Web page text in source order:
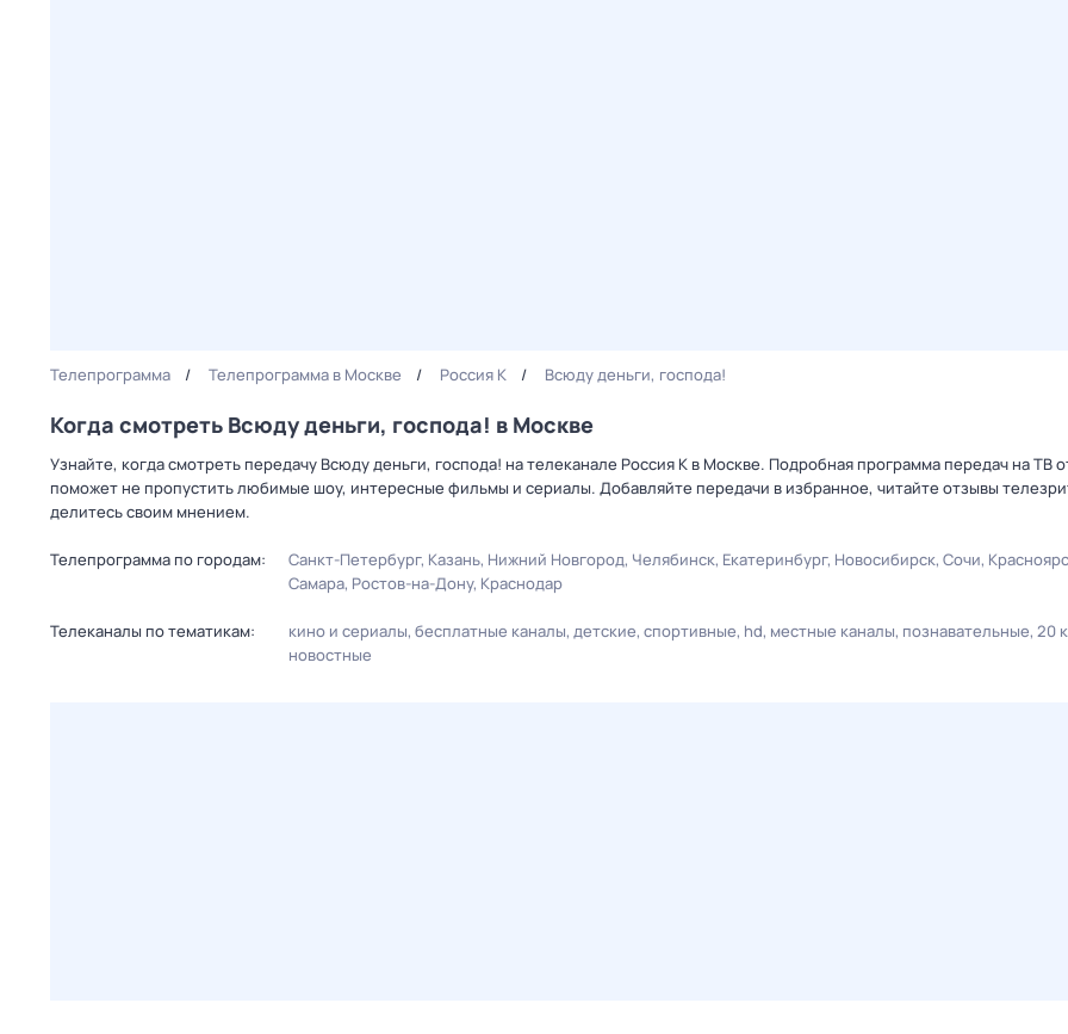
Телепрограмма Телепрограмма в Москве Россия К Всюду деньги, господа!
Когда смотреть Всюду деньги, господа! в Москве
Узнайте, когда смотреть передачу Всюду деньги, господа! на телеканале Россия К в Москве. Подробная программа передач на ТВ
поможет не пропустить любимые шоу, интересные фильмы и сериалы. Добавляйте передачи в избранное, читайте отзывы
делитесь своим мнением.
Телепрограмма по городам: Санкт-Петербург Казань Нижний Новгород Челябинск Екатеринбург Новосибирск Сочи
Самара Ростов-на-Дону Краснодар
Телеканалы по тематикам: кино и сериалы бесплатные каналы детские спортивные hd местные каналы познавательные 20
новостные